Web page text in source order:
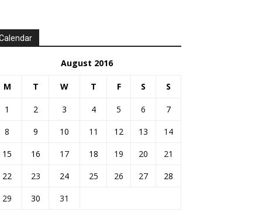
August 2016
M T W T F S S
1 2 3 4 5 6
7
8
9 10 11 12 13
14
15
16 17 18 19 20
21
22
23 24 25 26 27
28
29
30
31